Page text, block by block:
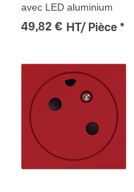
avec LED aluminium
49,82 € HT/ Pièce *